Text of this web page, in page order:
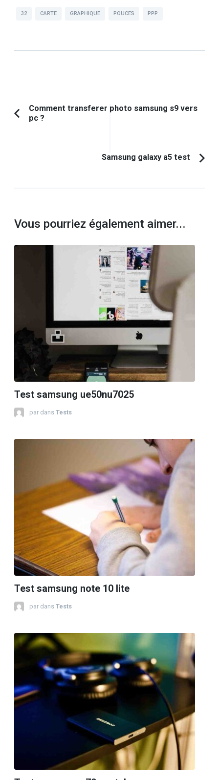
32 CARTE GRAPHIQUE POUCES PPP
Navigation
d'article
Article
Comment transferer photo samsung s9 vers
pc ?
Samsung galaxy a5 test
Vous pourriez également aimer...
Test samsung ue50nu7025
par dans Tests
Test samsung note 10 lite
par dans Tests